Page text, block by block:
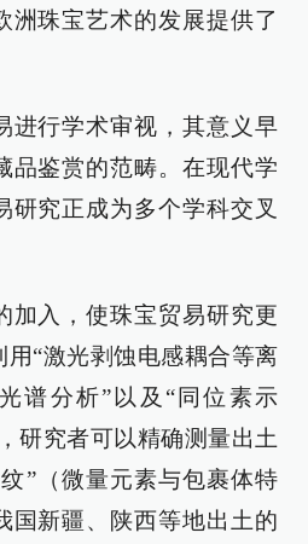
洲珠宝艺术的发展提供了
进行学术审视，其意义早
品鉴赏的范畴。在现代学
研究正成为多个学科交叉
加入，使珠宝贸易研究更
“激光剥蚀电感耦合等离
谱分析”以及“同位素示
研究者可以精确测量出土
”（微量元素与包裹体特
国新疆、陕西等地出土的